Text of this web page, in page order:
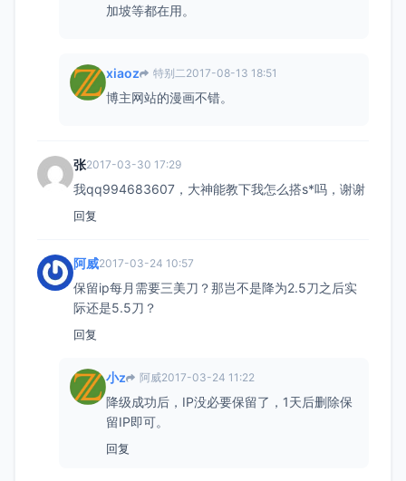
加坡等都在用。
xiaoz 特别二 2017-08-13 18:51
博主网站的漫画不错。
张2017-03-30 17:29
我qq994683607，大神能教下我怎么搭s*吗，谢谢
回复
阿威2017-03-24 10:57
保留ip每月需要三美刀？那岂不是降为2.5刀之后实
际还是5.5刀？
回复
小z 阿威2017-03-24 11:22
降级成功后，IP没必要保留了，1天后删除保
留IP即可。
回复